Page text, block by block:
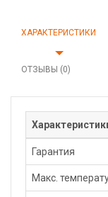
ХАРАКТЕРИСТИКИ
ОТЗЫВЫ (0)
Гарантия
Макс.